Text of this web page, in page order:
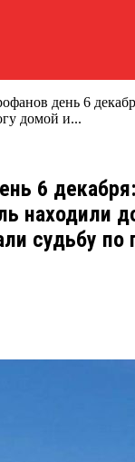
день 6
домой и...
6
находили
судьбу по